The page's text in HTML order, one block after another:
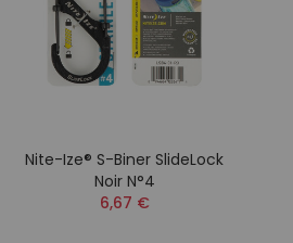
Nite-Ize® S-Biner SlideLock
Noir N°4
6,67 €